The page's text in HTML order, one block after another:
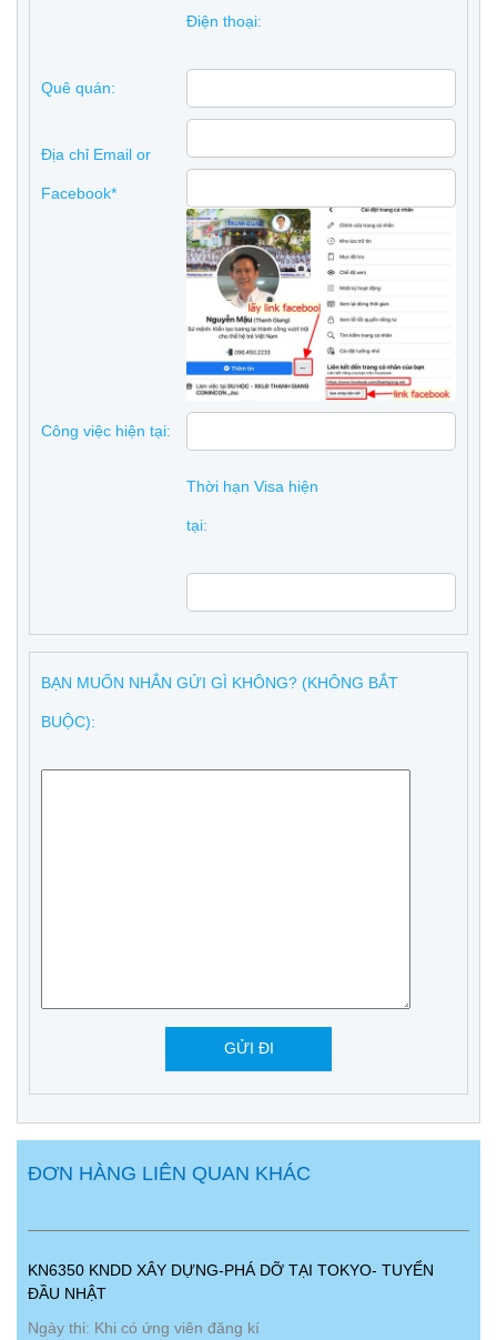
Điện thoại:
Quê quán:
Địa chỉ Email or
Facebook*
Công việc hiện tại:
Thời hạn Visa hiện
tại:
BẠN MUỐN NHẮN GỬI GÌ KHÔNG? (KHÔNG BẮT
BUỘC):
ĐƠN HÀNG LIÊN QUAN KHÁC
KN6350 KNDD XÂY DỰNG-PHÁ DỠ TẠI TOKYO- TUYỂN
ĐẦU NHẬT
Ngày thi: Khi có ứng viên đăng kí